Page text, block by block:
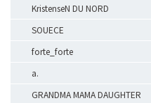
KristenseN DU NORD
SOUECE
forte_forte
a.
GRANDMA MAMA DAUGHTER